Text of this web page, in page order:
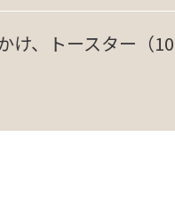
、トースター（